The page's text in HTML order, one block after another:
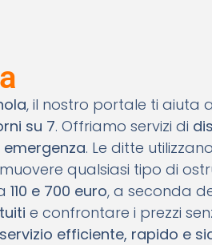
, il nostro portale ti aiuta
su 7. Offriamo servizi di
. Le ditte utilizzano
qualsiasi tipo di
110 e 700 euro, a seconda
e confrontare i prezzi
efficiente, rapido e